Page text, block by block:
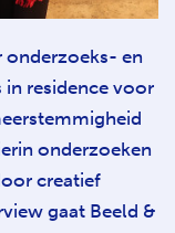
onderzoeks- en
in residence voor
onderzoeken
creatief
gaat Beeld &